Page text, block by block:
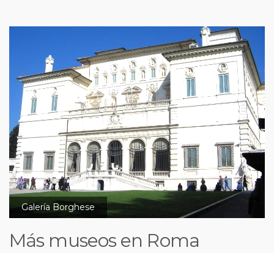
Galería Borghese
Más museos en Roma